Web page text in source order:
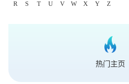
R
S T U V W X Y Z
热门主页